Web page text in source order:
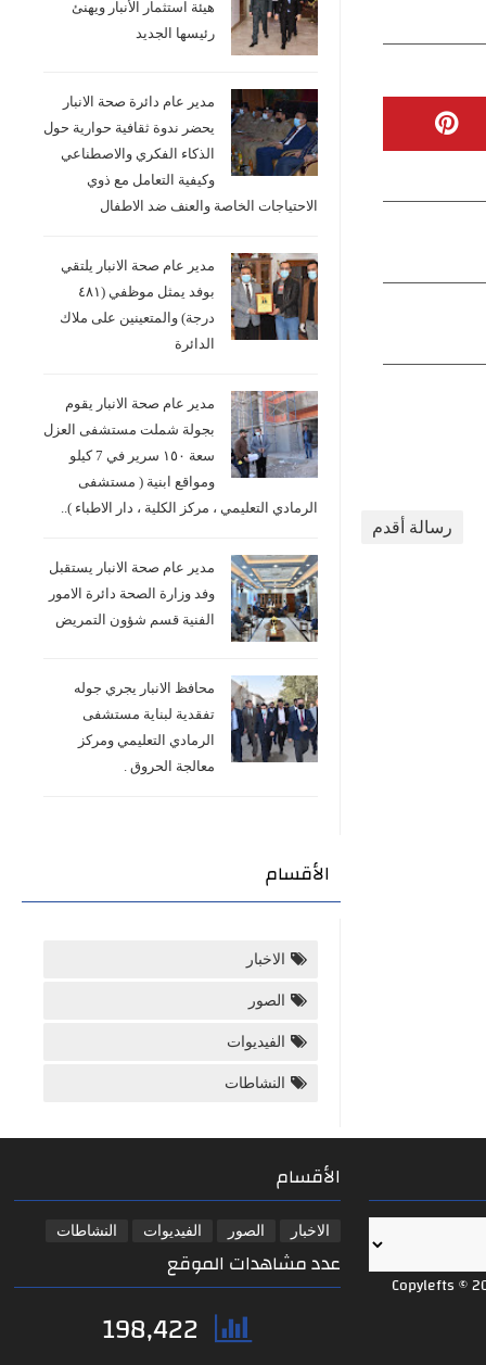
رسالة أقدم
هيئة استثمار الأنبار ويهنئ
رئيسها الجديد
مدير عام دائرة صحة الانبار
يحضر ندوة ثقافية حوارية حول
الذكاء الفكري والاصطناعي
وكيفية التعامل مع ذوي
الاحتياجات الخاصة والعنف ضد الاطفال
مدير عام صحة الانبار يلتقي
بوفد يمثل موظفي (٤٨١
درجة) والمتعينين على ملاك
الدائرة
مدير عام صحة الانبار يقوم
بجولة شملت مستشفى العزل
سعة ١٥٠ سرير في 7 كيلو
ومواقع ابنية ( مستشفى
الرمادي التعليمي ، مركز الكلية ، دار الاطباء )..
مدير عام صحة الانبار يستقبل
وفد وزارة الصحة دائرة الامور
الفنية قسم شؤون التمريض
محافظ الانبار يجري جوله
تفقدية لبناية مستشفى
الرمادي التعليمي ومركز
معالجة الحروق .
الأقسام
الاخبار
الصور
الفيديوات
النشاطات
Copylefts ©
الأقسام
الاخبار الصور الفيديوات النشاطات
عدد مشاهدات الموقع
198,422